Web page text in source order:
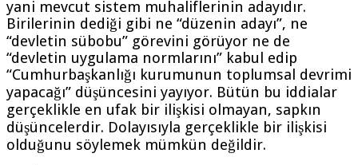
yani mevcut sistem muhaliflerinin adayıdır.
Birilerinin dediği gibi ne “düzenin adayı”, ne
“devletin sübobu” görevini görüyor ne de
“devletin uygulama normlarını” kabul edip
“Cumhurbaşkanlığı kurumunun toplumsal devrimi
yapacağı” düşüncesini yayıyor. Bütün bu iddialar
gerçeklikle en ufak bir ilişkisi olmayan, sapkın
düşüncelerdir. Dolayısıyla gerçeklikle bir ilişkisi
olduğunu söylemek mümkün değildir.